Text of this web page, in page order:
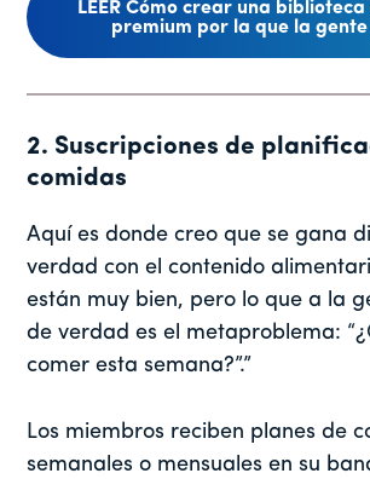
LEER Cómo crear una
premium por la que la
2. Suscripciones de
comidas
Aquí es donde creo que se gana
verdad con el contenido
están muy bien, pero lo que a la
de verdad es el metaproblema:
comer esta semana?”.”
Los miembros reciben planes de
semanales o mensuales en su